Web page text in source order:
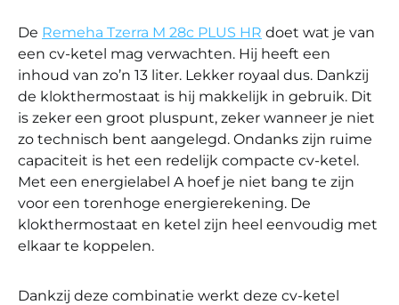
De Remeha Tzerra M 28c PLUS HR doet wat je van
een cv-ketel mag verwachten. Hij heeft een
inhoud van zo’n 13 liter. Lekker royaal dus. Dankzij
de klokthermostaat is hij makkelijk in gebruik. Dit
is zeker een groot pluspunt, zeker wanneer je niet
zo technisch bent aangelegd. Ondanks zijn ruime
capaciteit is het een redelijk compacte cv-ketel.
Met een energielabel A hoef je niet bang te zijn
voor een torenhoge energierekening. De
klokthermostaat en ketel zijn heel eenvoudig met
elkaar te koppelen.
Dankzij deze combinatie werkt deze cv-ketel